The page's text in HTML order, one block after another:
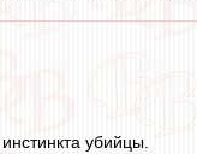
убийцы.